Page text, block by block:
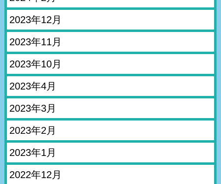
2023年12月
2023年11月
2023年10月
2023年4月
2023年3月
2023年2月
2023年1月
2022年12月